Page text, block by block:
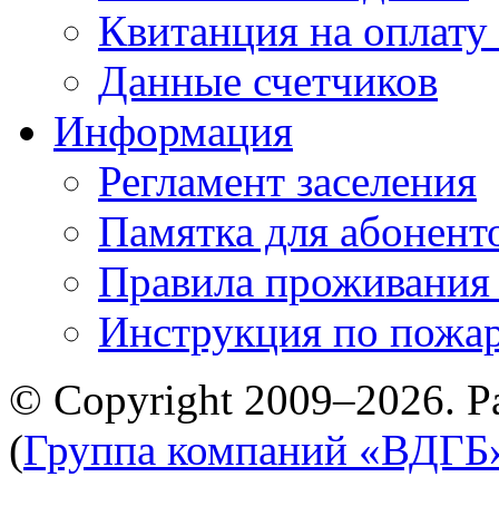
Квитанция на
Данные счетчиков
Информация
Регламент заселения
Памятка для
Правила
Инструкция по
© Copyright 2009–2026.
(Группа компаний